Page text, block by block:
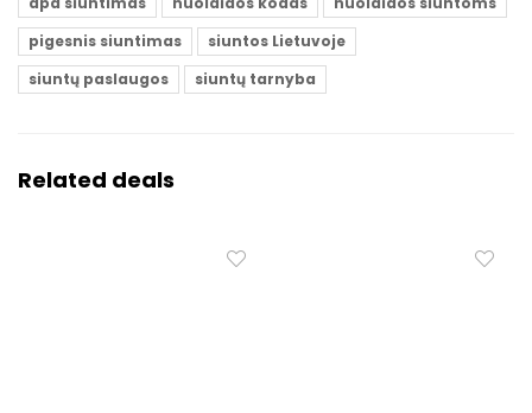
pigesnis siuntimas
siuntos Lietuvoje
siuntų paslaugos
siuntų tarnyba
Related deals